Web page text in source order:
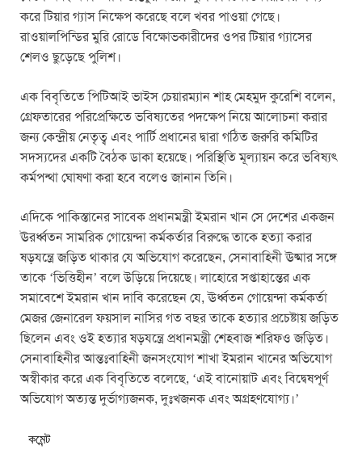
করে টিয়ার গ্যাস নিক্ষেপ করেছে বলে খবর পাওয়া গেছে।
রাওয়ালপিন্ডির মুরি রোডে বিক্ষোভকারীদের ওপর টিয়ার গ্যাসের
শেলও ছুড়েছে পুলিশ।
এক বিবৃতিতে পিটিআই ভাইস চেয়ারম্যান শাহ মেহমুদ কুরেশি বলেন,
গ্রেফতারের পরিপ্রেক্ষিতে ভবিষ্যতের পদক্ষেপ নিয়ে আলোচনা করার
জন্য কেন্দ্রীয় নেতৃত্ব এবং পার্টি প্রধানের দ্বারা গঠিত জরুরি কমিটির
সদস্যদের একটি বৈঠক ডাকা হয়েছে। পরিস্থিতি মূল্যায়ন করে ভবিষ্যৎ
কর্মপন্থা ঘোষণা করা হবে বলেও জানান তিনি।
এদিকে পাকিস্তানের সাবেক প্রধানমন্ত্রী ইমরান খান সে দেশের একজন
ঊর্র্ধ্বতন সামরিক গোয়েন্দা কর্মকর্তার বিরুদ্ধে তাকে হত্যা করার
ষড়যন্ত্রে জড়িত থাকার যে অভিযোগ করেছেন, সেনাবাহিনী ঊষ্মার সঙ্গে
তাকে ‘ভিত্তিহীন’ বলে উড়িয়ে দিয়েছে। লাহোরে সপ্তাহান্তের এক
সমাবেশে ইমরান খান দাবি করেছেন যে, ঊর্ধ্বতন গোয়েন্দা কর্মকর্তা
মেজর জেনারেল ফয়সাল নাসির গত বছর তাকে হত্যার প্রচেষ্টায় জড়িত
ছিলেন এবং ওই হত্যার ষড়যন্ত্রে প্রধানমন্ত্রী শেহবাজ শরিফও জড়িত।
সেনাবাহিনীর আন্তঃবাহিনী জনসংযোগ শাখা ইমরান খানের অভিযোগ
অস্বীকার করে এক বিবৃতিতে বলেছে, ‘এই বানোয়াট এবং বিদ্বেষপূর্ণ
অভিযোগ অত্যন্ত দুর্ভাগ্যজনক, দুঃখজনক এবং অগ্রহণযোগ্য।’
কমেন্ট